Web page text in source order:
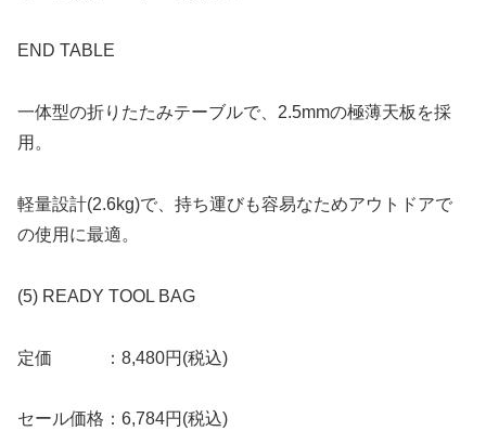
END TABLE
一体型の折りたたみテーブルで、2.5mmの極薄天板を採
用。
軽量設計(2.6kg)で、持ち運びも容易なためアウトドアで
の使用に最適。
(5) READY TOOL BAG
定価 ：8,480円(税込)
セール価格：6,784円(税込)